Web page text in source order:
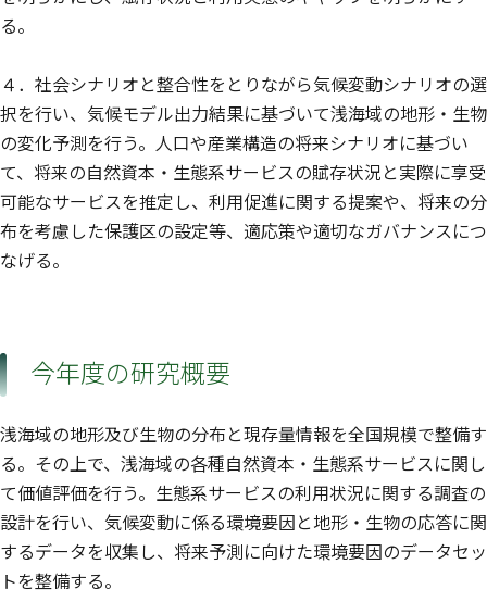
る。
４．社会シナリオと整合性をとりながら気候変動シナリオの選
択を行い、気候モデル出力結果に基づいて浅海域の地形・生物
の変化予測を行う。人口や産業構造の将来シナリオに基づい
て、将来の自然資本・生態系サービスの賦存状況と実際に享受
可能なサービスを推定し、利用促進に関する提案や、将来の分
布を考慮した保護区の設定等、適応策や適切なガバナンスにつ
なげる。
今年度の研究概要
浅海域の地形及び生物の分布と現存量情報を全国規模で整備す
る。その上で、浅海域の各種自然資本・生態系サービスに関し
て価値評価を行う。生態系サービスの利用状況に関する調査の
設計を行い、気候変動に係る環境要因と地形・生物の応答に関
するデータを収集し、将来予測に向けた環境要因のデータセッ
トを整備する。